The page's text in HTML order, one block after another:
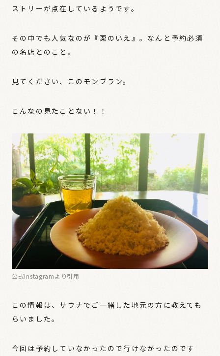
ストリーが点在しているようです。
その中でも人気なのが『栗のいえ』。なんと予約必須
の名店とのこと。
見てください、このモンブラン。
こんなの見たことない！！
公式Instagramより引用
この情報は、サウナでご一緒した地元の方に教えても
らいました。
今回は予約していなかったので行けなかったのです